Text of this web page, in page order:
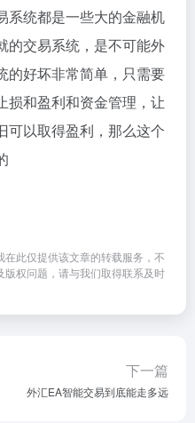
系统都是一些大的金融机
的交易系统，是不可能外
的好坏非常简单，只需要
损和盈利和资金管理，让
可以取得盈利，那么这个
此仅提供该文章的转载服务，不
权问题，请与我们取得联系及时
下一篇
外汇EA智能交易到底能走多远